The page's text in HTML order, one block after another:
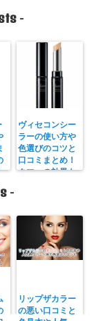
-
ヴィセコンシー
ラーの使い方や
色選びのコツと
口コミまとめ！
クマへの効果も
-
リップザカラー
の悪い口コミと